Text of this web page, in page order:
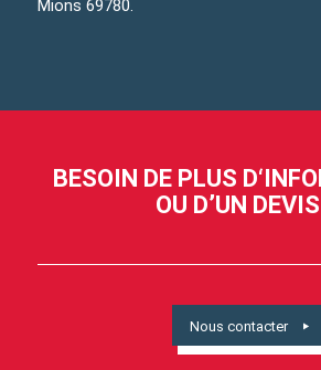
Mions 69780.
BESOIN DE PLUS
OU D’UN
Nous contacter